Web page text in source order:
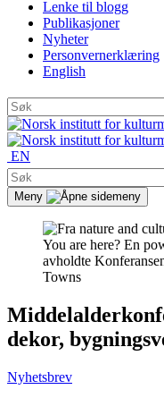
Lenke til blogg
Publikasjoner
Nyheter
Personvernerklæring
English
Søk
etter:
EN
Søk
etter:
Meny
You are here? En
avholdte
Towns
dekor,
Nyhetsbrev